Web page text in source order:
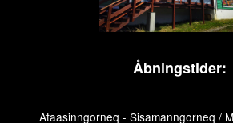
Åbningstider:
Ataasinngorneq - Sisamanngorneq /